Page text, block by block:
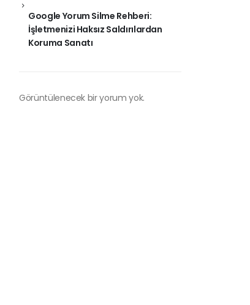
Google Yorum Silme Rehberi:
İşletmenizi Haksız Saldırılardan
Koruma Sanatı
Görüntülenecek bir yorum yok.